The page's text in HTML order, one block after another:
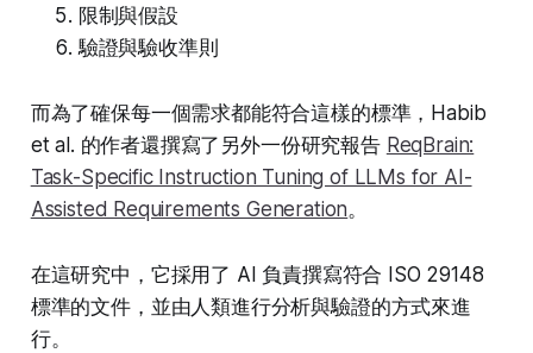
限制與假設
驗證與驗收準則
而為了確保每一個需求都能符合這樣的標準，Habib
et al. 的作者還撰寫了另外一份研究報告 ReqBrain:
Task-Specific Instruction Tuning of LLMs for AI-
Assisted Requirements Generation。
在這研究中，它採用了 AI 負責撰寫符合 ISO 29148
標準的文件，並由人類進行分析與驗證的方式來進
行。